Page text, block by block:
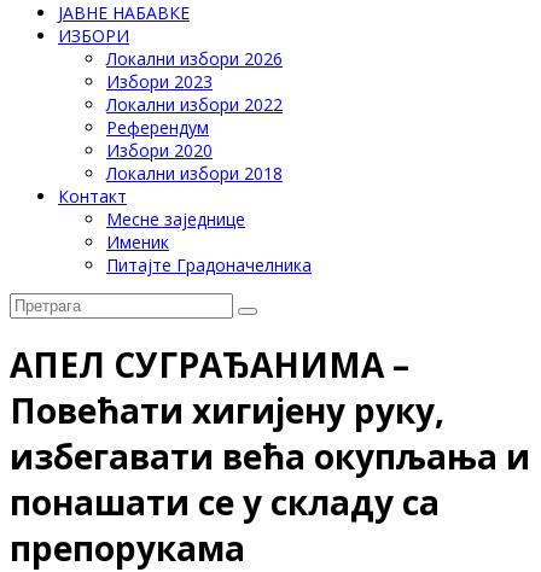
ЈАВНЕ НАБАВКЕ
ИЗБОРИ
Локални избори 2026
Избори 2023
Локални избори 2022
Референдум
Избори 2020
Локални избори 2018
Контакт
Месне заједнице
Именик
Питајте Градоначелника
АПЕЛ СУГРАЂАНИМА –
Повећати хигијену руку,
избегавати већа окупљања и
понашати се у складу са
препорукама